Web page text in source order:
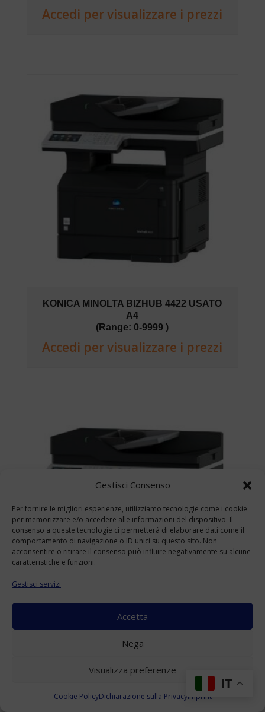
Gestisci Consenso
Per fornire le migliori esperienze, utilizziamo tecnologie come i cookie
per memorizzare e/o accedere alle informazioni del dispositivo. Il
consenso a queste tecnologie ci permetterà di elaborare dati come il
comportamento di navigazione o ID unici su questo sito. Non
acconsentire o ritirare il consenso può influire negativamente su alcune
caratteristiche e funzioni.
Gestisci servizi
Accetta
Nega
Visualizza preferenze
Cookie PolicyDichiarazione sulla PrivacyImprint
Accedi per visualizzare i prezzi
KONICA MINOLTA BIZHUB 4422 USATO
A4
(Range: 0-9999 )
Accedi per visualizzare i prezzi
A4
Accedi per visualizzare i prezziIT